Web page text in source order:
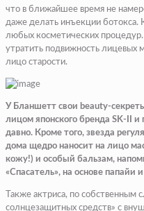
что в ближайшее время не
даже делать инъекции ботокса.
любых косметических
утратить подвижность
лицо старости.
У Бланшетт свои beauty-
лицом японского бренда SK-II и
давно. Кроме того, звезда
дома щедро наносит на лицо
кожу!) и особый бальзам,
«Спасатель», на основе папайи
Также актриса, по собственным
солнцезащитных средств» с